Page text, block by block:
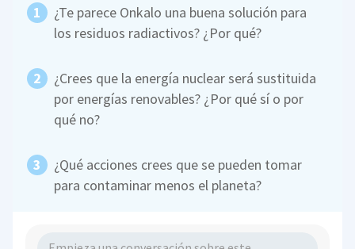
¿Te parece Onkalo una buena solución para
los residuos radiactivos? ¿Por qué?
¿Crees que la energía nuclear será sustituida
por energías renovables? ¿Por qué sí o por
qué no?
¿Qué acciones crees que se pueden tomar
para contaminar menos el planeta?